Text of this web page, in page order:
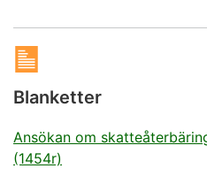
Blanketter
Ansökan om
(1454r)